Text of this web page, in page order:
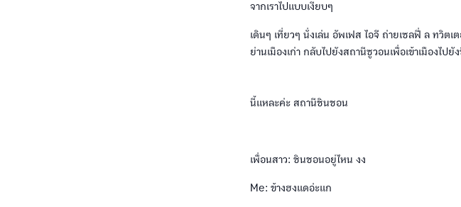
จากเราไปแบบเงียบๆ
เดินๆ เที่ยวๆ นั่งเล่น อัพเฟส ไอจี ถ่ายเซลฟี่ ล ทวิตเ
ย่านเมืองเก่า กลับไปยังสถานีซูวอนเพื่อเข้าเมืองไปยั
นี้แหละค่ะ สถานีชินชอน
เพื่อนสาว: ชินชอนอยู่ไหน งง
Me: ข้างฮงแดอ่ะแก